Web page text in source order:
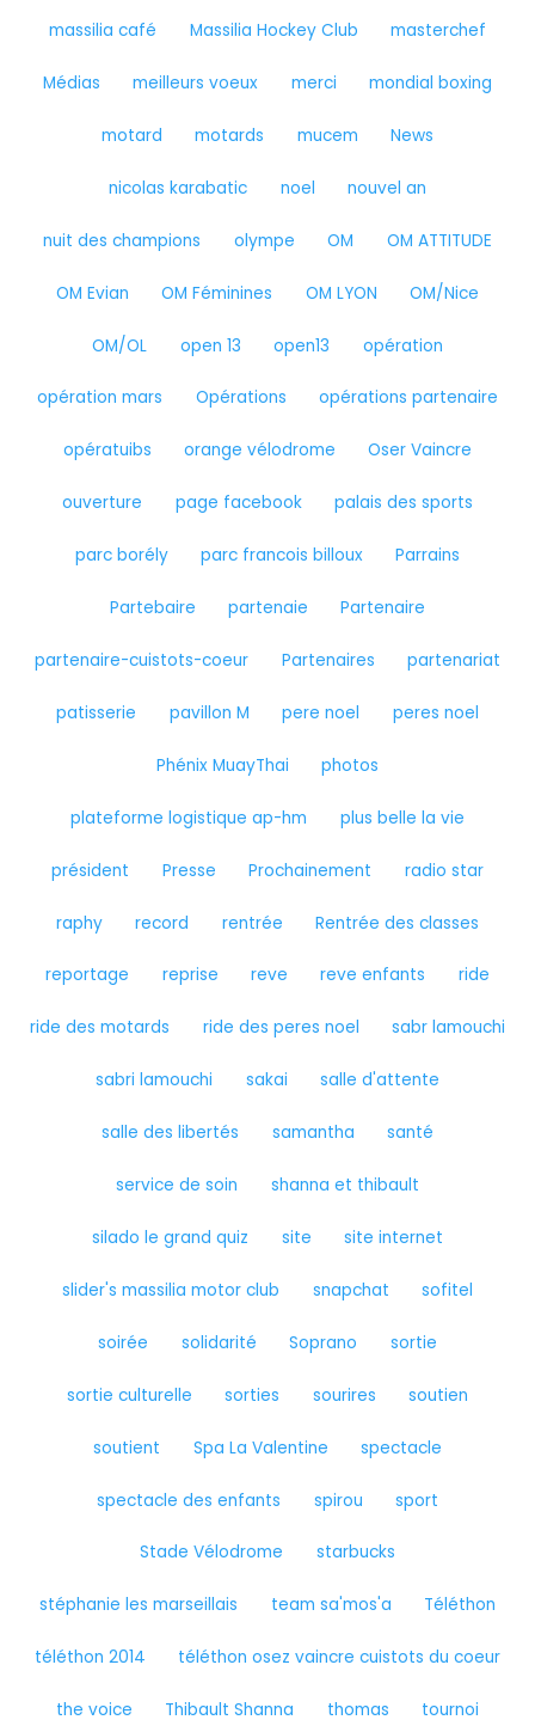
massilia café Massilia Hockey Club masterchef
Médias meilleurs voeux merci mondial boxing
motard motards mucem News
nicolas karabatic noel nouvel an
nuit des champions olympe OM OM ATTITUDE
OM Evian OM Féminines OM LYON OM/Nice
OM/OL open 13 open13 opération
opération mars Opérations opérations partenaire
opératuibs orange vélodrome Oser Vaincre
ouverture page facebook palais des sports
parc borély parc francois billoux Parrains
Partebaire partenaie Partenaire
partenaire-cuistots-coeur Partenaires partenariat
patisserie pavillon M pere noel peres noel
Phénix MuayThai photos
plateforme logistique ap-hm plus belle la vie
président Presse Prochainement radio star
raphy record rentrée Rentrée des classes
reportage reprise reve reve enfants ride
ride des motards ride des peres noel sabr lamouchi
sabri lamouchi sakai salle d'attente
salle des libertés samantha santé
service de soin shanna et thibault
silado le grand quiz site site internet
slider's massilia motor club snapchat sofitel
soirée solidarité Soprano sortie
sortie culturelle sorties sourires soutien
soutient Spa La Valentine spectacle
spectacle des enfants spirou sport
Stade Vélodrome starbucks
stéphanie les marseillais team sa'mos'a Téléthon
téléthon 2014 téléthon osez vaincre cuistots du coeur
the voice Thibault Shanna thomas tournoi